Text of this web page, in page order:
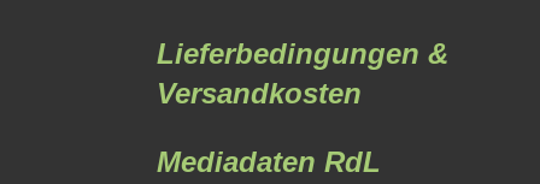
Lieferbedingungen &
Versandkosten
Mediadaten RdL